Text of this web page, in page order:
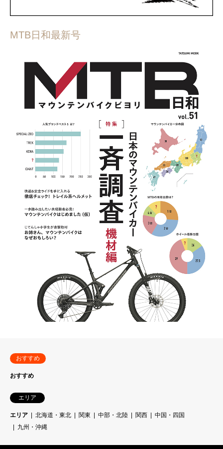
MTB日和最新号
おすすめ
おすすめ
エリア
エリア 北海道・東北 関東 中部・北陸 関西
中国・四国
九州・沖縄